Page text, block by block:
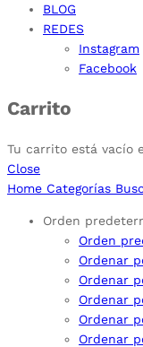
BLOG
REDES
Instagram
Facebook
Carrito
Tu carrito está vacío
Close
Home Categorías
Orden
Orden
Ordenar
Ordenar
Ordenar
Ordenar
Ordenar